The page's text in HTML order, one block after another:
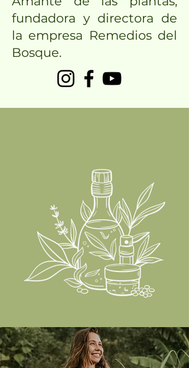
fundadora y directora de
la empresa Remedios del
Bosque.